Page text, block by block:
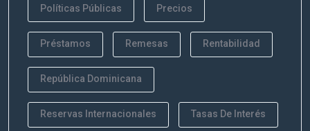
Políticas Públicas Precios
Préstamos Remesas Rentabilidad
República Dominicana
Reservas Internacionales Tasas De Interés